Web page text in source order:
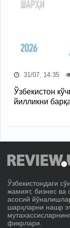
31/07, 14:35
Ўзбекистон
йилликни
Ўзбекистондаги
жамият, бизнес ва
асосий
шарҳларни нашр
фикрлари.